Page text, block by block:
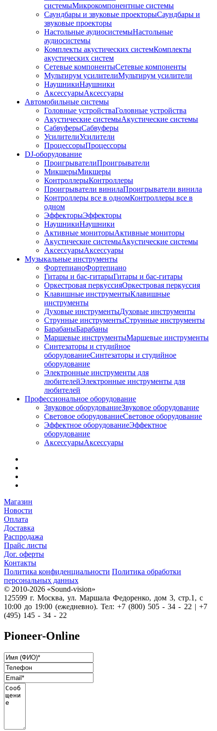
системыМикрокомпонентные системы
Саундбары и звуковые проекторыСаундбары и
звуковые проекторы
Настольные аудиосистемыНастольные
аудиосистемы
Комплекты акустических системКомплекты
акустических систем
Сетевые компонентыСетевые компоненты
Мультирум усилителиМультирум усилители
НаушникиНаушники
АксессуарыАксессуары
Автомобильные системы
Головные устройстваГоловные устройства
Акустические системыАкустические системы
СабвуферыСабвуферы
УсилителиУсилители
ПроцессорыПроцессоры
DJ-оборудование
ПроигрывателиПроигрыватели
МикшерыМикшеры
КонтроллерыКонтроллеры
Проигрыватели винилаПроигрыватели винила
Контроллеры все в одномКонтроллеры все в
одном
ЭффекторыЭффекторы
НаушникиНаушники
Активные мониторыАктивные мониторы
Акустические системыАкустические системы
АксессуарыАксессуары
Музыкальные инструменты
ФортепианоФортепиано
Гитары и бас-гитарыГитары и бас-гитары
Оркестровая перкуссияОркестровая перкуссия
Клавишные инструментыКлавишные
инструменты
Духовые инструментыДуховые инструменты
Струнные инструментыСтрунные инструменты
БарабаныБарабаны
Маршевые инструментыМаршевые инструменты
Синтезаторы и студийное
оборудованиеСинтезаторы и студийное
оборудование
Электронные инструменты для
любителейЭлектронные инструменты для
любителей
Профессиональное оборудование
Звуковое оборудованиеЗвуковое оборудование
Световое оборудованиеСветовое оборудование
Эффектное оборудованиеЭффектное
оборудование
АксессуарыАксессуары
Магазин
Новости
Оплата
Доставка
Распродажа
Прайс листы
Дог. оферты
Контакты
Политика конфиденциальности Политика обработки
персональных данных
© 2010-2026 «Sound-vision»
125599 г. Москва, ул. Маршала Федоренко, дом 3, стр.1, с
10:00 до 19:00 (ежедневно). Тел: +7 (800) 505 - 34 - 22 | +7
(495) 145 - 34 - 22
Pioneer-Online